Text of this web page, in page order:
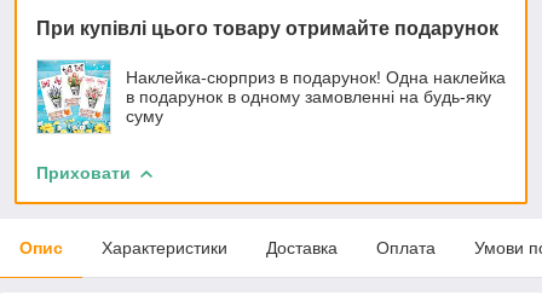
При купівлі цього товару отримайте подарунок
Наклейка-сюрприз в подарунок! Одна наклейка
в подарунок в одному замовленні на будь-яку
суму
Приховати
Опис Характеристики Доставка Оплата Умови